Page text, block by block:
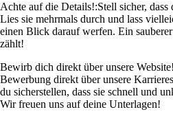
Achte auf die Details!:Stell sicher,
Lies sie mehrmals durch und lass
einen Blick darauf werfen. Ein
zählt!
Bewirb dich direkt über unsere
Bewerbung direkt über unsere
du sicherstellen, dass sie schnell und
Wir freuen uns auf deine Unterlagen!